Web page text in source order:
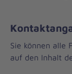
Sie können alle
auf den Inhalt